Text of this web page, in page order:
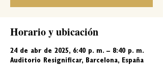
Horario y ubicación
24 de abr de 2025, 6:40 p. m. – 8:40 p. m.
Auditorio Resignificar, Barcelona, España